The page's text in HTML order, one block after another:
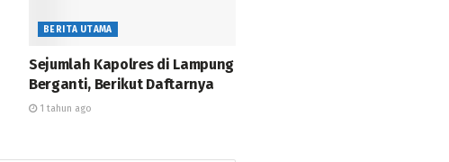
BERITA UTAMA
Sejumlah Kapolres di Lampung
Berganti, Berikut Daftarnya
1 tahun ago